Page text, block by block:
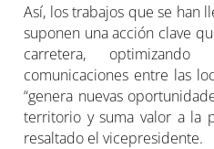
Así, los trabajos que se han
suponen una acción clave
carretera,
comunicaciones entre las
“genera nuevas
territorio y suma valor a la
resaltado el vicepresidente.